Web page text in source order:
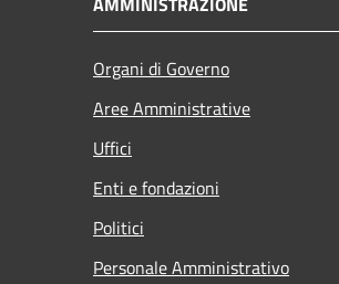
Organi di Governo
Aree Amministrative
Uffici
Enti e fondazioni
Politici
Personale Amministrativo